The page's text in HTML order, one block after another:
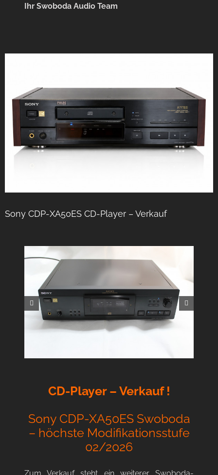
Ihr Swoboda Audio Team
Sony CDP-XA50ES CD-Player – Verkauf
CD-Player – Verkauf !
Sony CDP-XA50ES Swoboda
– höchste Modifikationsstufe
02/2026
Zum Verkauf steht ein weiterer Swoboda-